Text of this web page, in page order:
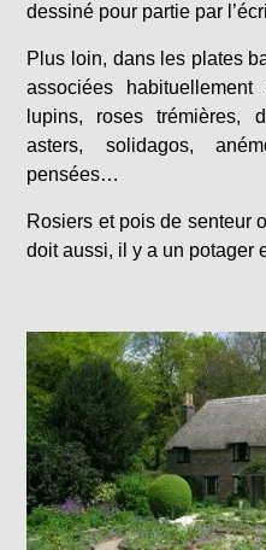
dessiné pour partie par
Plus loin, dans les plates
associées
lupins, roses trémières,
asters, solidagos,
pensées…
Rosiers et pois de senteur
doit aussi, il y a un potager